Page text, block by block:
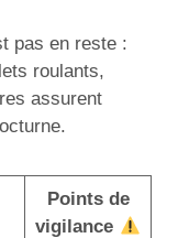
pas en reste :
roulants,
assurent
Points de
vigilance